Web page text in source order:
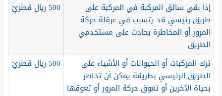
إذا بقي سائق المركبة في المركبة على
طريق رئيسي قد يتسبب في عرقلة حركة
المرور أو المخاطرة بحادث على مستخدمي
الطريق
500 ريال قطريّ
ترك المركبات أو الحيوانات أو الأشياء على
الطريق الرئيسي بطريقة يمكن أن تخاطر
بحياة الآخرين أو تعوق حركة المرور أو تعوقها
500 ريال قطريّ